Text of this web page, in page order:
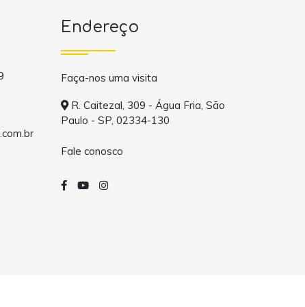
Endereço
Faça-nos uma visita
R. Caitezal, 309 - Água Fria, São
Paulo - SP, 02334-130
Fale conosco